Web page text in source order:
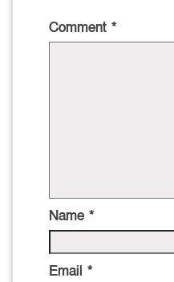
Comment *
Name *
Email *